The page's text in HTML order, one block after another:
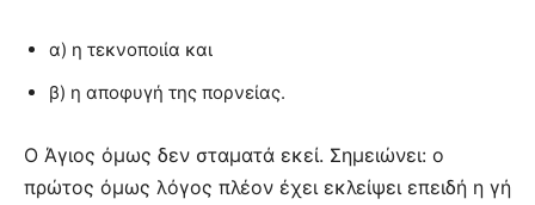
α) η τεκνοποιία και
β) η αποφυγή της πορνείας.
Ο Άγιος όμως δεν σταματά εκεί. Σημειώνει: ο
πρώτος όμως λόγος πλέον έχει εκλείψει επειδή η γή